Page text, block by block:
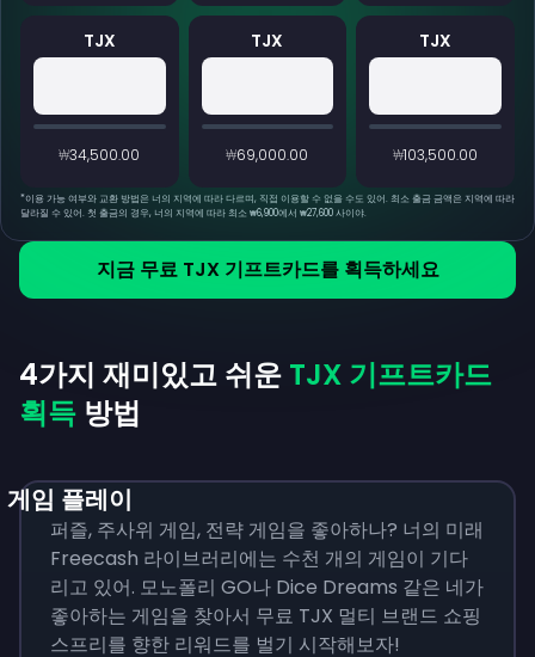
지금 무료 TJX 기프트카드를 획득하세요
TJX
₩34,500.00
TJX
₩69,000.00
TJX
₩103,500.00
*이용 가능 여부와 교환 방법은 너의 지역에 따라 다르며, 직접 이용할 수 없을 수도 있어. 최소 출금 금액은 지역에 따라
달라질 수 있어. 첫 출금의 경우, 너의 지역에 따라 최소 ₩6,900에서 ₩27,600 사이야.
4가지 재미있고 쉬운 TJX 기프트카드
획득 방법
게임 플레이
퍼즐, 주사위 게임, 전략 게임을 좋아하나? 너의 미래
Freecash 라이브러리에는 수천 개의 게임이 기다
리고 있어. 모노폴리 GO나 Dice Dreams 같은 네가
좋아하는 게임을 찾아서 무료 TJX 멀티 브랜드 쇼핑
스프리를 향한 리워드를 벌기 시작해보자!